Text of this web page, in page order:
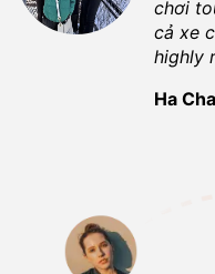
chơi
cả xe
highly
Ha